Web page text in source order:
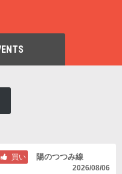
買い 陽のつつみ線
2026/08/06